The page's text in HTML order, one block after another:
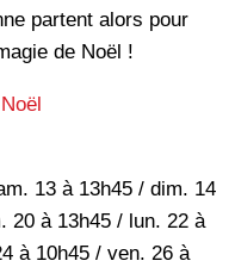
partent alors pour
de Noël !
13 à 13h45 / dim. 14
20 à 13h45 / lun. 22 à
à 10h45 / ven. 26 à